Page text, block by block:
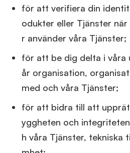
för att verifiera din
odukter eller Tjänster
r använder våra Tjänster;
för att be dig delta i våra
år organisation,
med och våra Tjänster;
för att bidra till att
yggheten och
h våra Tjänster, tekniska